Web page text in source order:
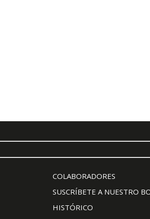
COLABORADORES
SUSCRÍBETE A NUESTRO
HISTÓRICO